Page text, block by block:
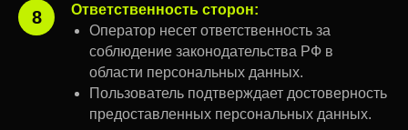
8
Ответственность сторон:
Оператор несет ответственность за
соблюдение законодательства РФ в
области персональных данных.
Пользователь подтверждает достоверность
предоставленных персональных данных.